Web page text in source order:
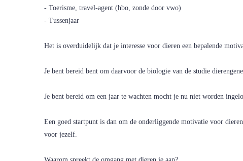
- Toerisme, travel-agent (hbo, zonde door vwo)
- Tussenjaar
Het is overduidelijk dat je interesse voor dieren een bepalende
Je bent bereid bent om daarvoor de biologie van de studie
Je bent bereid om een jaar te wachten mocht je nu niet worden
Een goed startpunt is dan om de onderliggende motivatie voor
voor jezelf.